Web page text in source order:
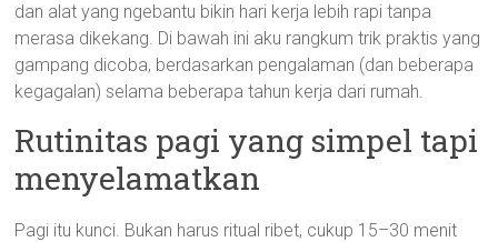
dan alat yang ngebantu bikin hari kerja lebih rapi tanpa
merasa dikekang. Di bawah ini aku rangkum trik praktis yang
gampang dicoba, berdasarkan pengalaman (dan beberapa
kegagalan) selama beberapa tahun kerja dari rumah.
Rutinitas pagi yang simpel tapi
menyelamatkan
Pagi itu kunci. Bukan harus ritual ribet, cukup 15–30 menit